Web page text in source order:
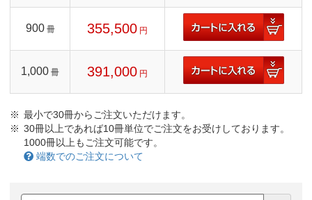
900 冊 355,500 円
1,000 冊 391,000 円
最小で30冊からご注文いただけます。
30冊以上であれば10冊単位でご注文をお受けしております。
1000冊以上もご注文可能です。
端数でのご注文について